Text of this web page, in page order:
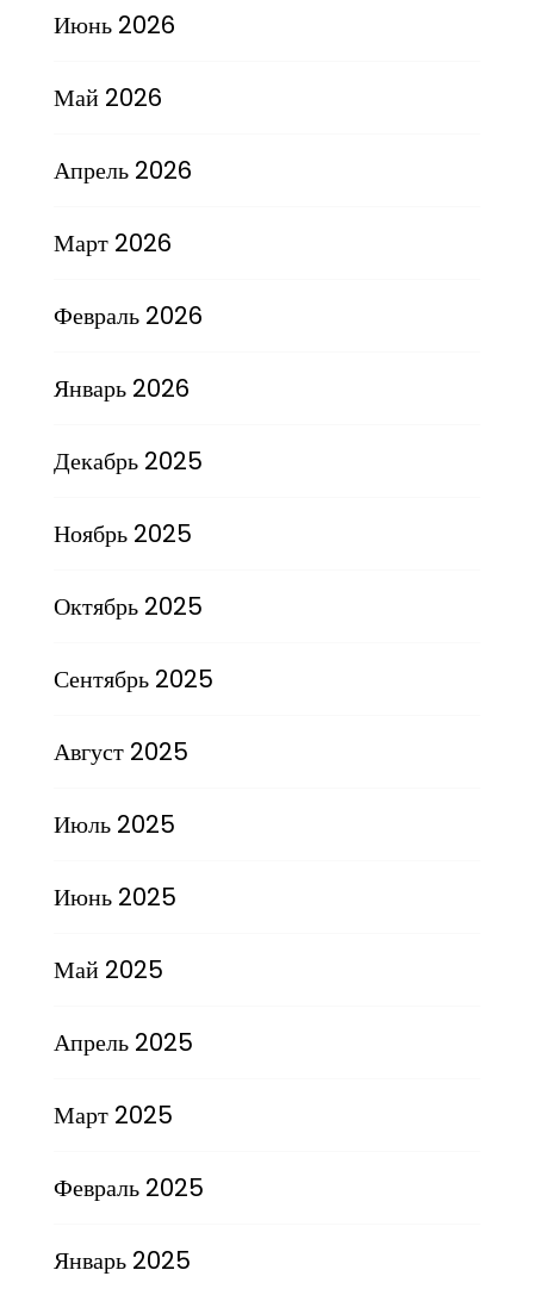
Июнь 2026
Май 2026
Апрель 2026
Март 2026
Февраль 2026
Январь 2026
Декабрь 2025
Ноябрь 2025
Октябрь 2025
Сентябрь 2025
Август 2025
Июль 2025
Июнь 2025
Май 2025
Апрель 2025
Март 2025
Февраль 2025
Январь 2025